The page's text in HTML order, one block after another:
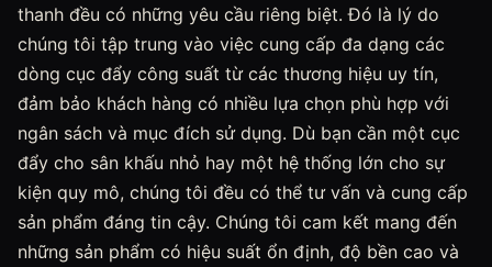
thanh đều có những yêu cầu riêng biệt. Đó là lý do
chúng tôi tập trung vào việc cung cấp đa dạng các
dòng cục đẩy công suất từ các thương hiệu uy tín,
đảm bảo khách hàng có nhiều lựa chọn phù hợp với
ngân sách và mục đích sử dụng. Dù bạn cần một cục
đẩy cho sân khấu nhỏ hay một hệ thống lớn cho sự
kiện quy mô, chúng tôi đều có thể tư vấn và cung cấp
sản phẩm đáng tin cậy. Chúng tôi cam kết mang đến
những sản phẩm có hiệu suất ổn định, độ bền cao và